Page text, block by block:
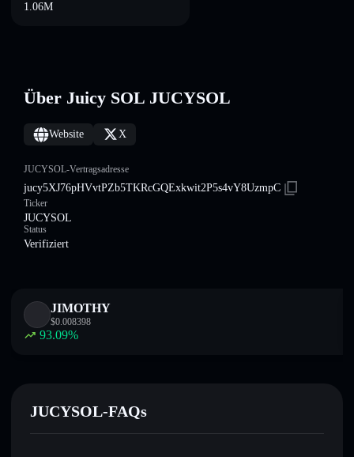
1.06M
Über Juicy SOL JUCYSOL
Website X
JUCYSOL-Vertragsadresse
jucy5XJ76pHVvtPZb5TKRcGQExkwit2P5s4vY8UzmpC
Ticker
JUCYSOL
Status
Verifiziert
JIMOTHY
$0.008398
93.09%
JUCYSOL-FAQs